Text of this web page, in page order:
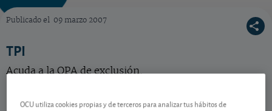
Publicado el 09 marzo 2007
TPI
Acuda a la OPA de exclusión.
OCU utiliza cookies propias y de terceros para analizar tus hábitos de